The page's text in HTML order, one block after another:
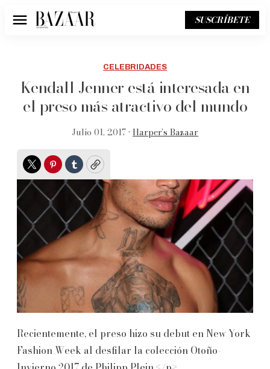
Menú SUSCRÍBETE
CELEBRIDADES
Kendall Jenner está interesada en
el preso más atractivo del mundo
Julio 01, 2017 • Harper’s Bazaar
TwitterPinterest
TumblrCopy
Recientemente, el preso hizo su debut en New York
Fashion Week al desfilar la colección Otoño-